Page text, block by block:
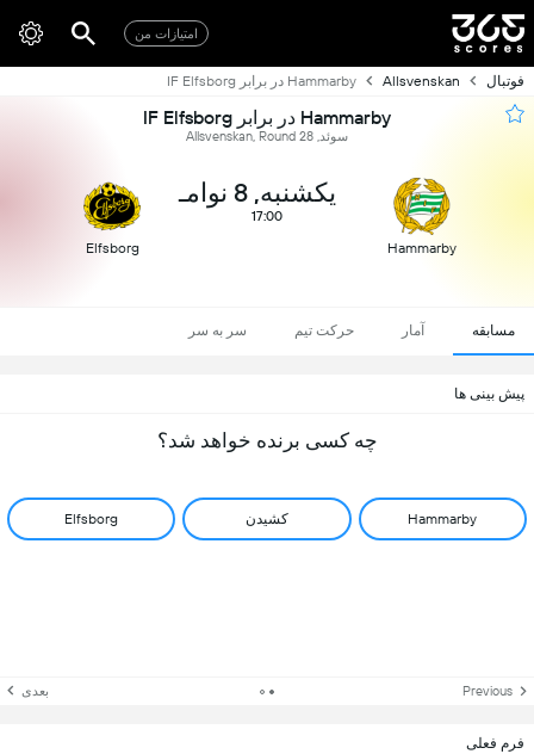
امتیازات من
فوتبال Allsvenskan Hammarby در برابر IF Elfsborg
Hammarby در برابر IF Elfsborg
سوئد, Allsvenskan, Round 28
Hammarby
یکشنبه, 8 نوامـ
17:00
Elfsborg
مسابقه آمار حرکت تیم سر به سر
پیش بینی ها
چه کسی برنده خواهد شد؟
Hammarby کشیدن Elfsborg
Previous بعدی
فرم فعلی